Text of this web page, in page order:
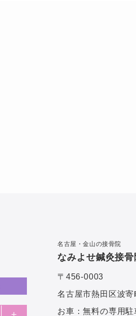
名古屋・金山の接骨院
なみよせ鍼灸接骨
〒456-0003
名古屋市熱田区波
お車：無料の専用駐